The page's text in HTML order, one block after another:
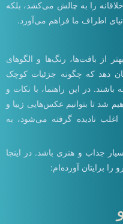
را به چالش می‌کشد، بلکه
اطراف ما فراهم می‌آورد.
از بافت‌ها، رنگ‌ها و الگوهای
دهد که چگونه جزئیات کوچک
باشند. در این راهنما، با نکات و
شد تا بتوانیم عکس‌هایی زیبا و
اغلب نادیده گرفته می‌شود، به
جذاب و هنری باشد. در اینجا
را برایتان آورده‌ام: